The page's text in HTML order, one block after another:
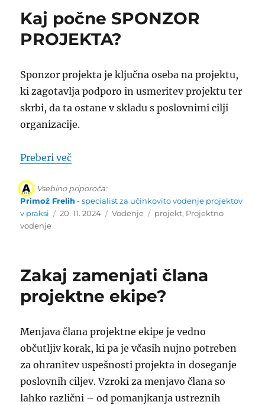
Kaj počne SPONZOR
PROJEKTA?
Sponzor projekta je ključna oseba na projektu,
ki zagotavlja podporo in usmeritev projektu ter
skrbi, da ta ostane v skladu s poslovnimi cilji
organizacije.
Preberi več“Kaj počne SPONZOR PROJEKTA?”
Vsebino priporoča:
Primož Frelih- specialist za učinkovito vodenje projektov
v praksi
Objavljeno
20. 11. 2024 Kategorije
Vodenje Oznake
projekt, Projektno
vodenje
Zakaj zamenjati člana
projektne ekipe?
Menjava člana projektne ekipe je vedno
občutljiv korak, ki pa je včasih nujno potreben
za ohranitev uspešnosti projekta in doseganje
poslovnih ciljev. Vzroki za menjavo člana so
lahko različni – od pomanjkanja ustreznih